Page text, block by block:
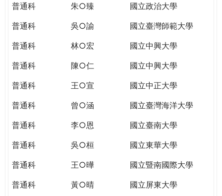
民。
TODAY
WORLD
TOMORROW
YOU
THE
普通科
朱○臻
國立政治大學
普通科
吳○諭
國立臺灣師範大學
普通科
林○宏
國立中興大學
普通科
陳○仁
國立中興大學
普通科
王○宣
國立中正大學
普通科
曾○涵
國立臺灣海洋大學
普通科
李○恩
國立臺南大學
普通科
吳○桓
國立東華大學
普通科
王○曄
國立暨南國際大學
普通科
黃○晴
國立屏東大學